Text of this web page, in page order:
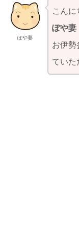
ぽや妻
こんに
ぽや妻
お伊勢
ていた